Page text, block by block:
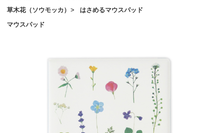
草木花（ソウモッカ）
はさめるマウスパッド
マウスパッド